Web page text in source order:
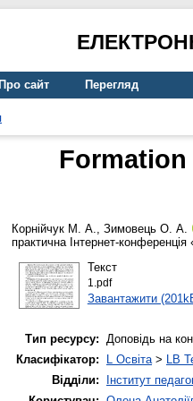
Про сайт Перегляд
Корнійчук М. А., Зимовець О. А.
практична Інтернет-
Текст
1.pdf
Завантажити
Тип ресурсу: Доповідь на
Класифікатор:
L Освіта> LB
Відділи:
Інститут